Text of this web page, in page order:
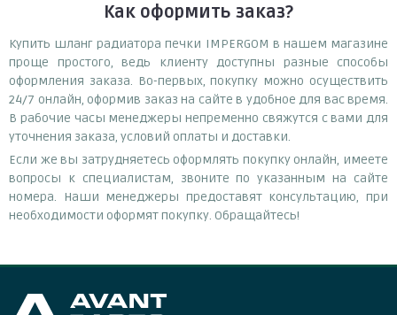
Как оформить заказ?
Купить шланг радиатора печки IMPERGOM в нашем магазине
проще простого, ведь клиенту доступны разные способы
оформления заказа. Во-первых, покупку можно осуществить
24/7 онлайн, оформив заказ на сайте в удобное для вас время.
В рабочие часы менеджеры непременно свяжутся с вами для
уточнения заказа, условий оплаты и доставки.
Если же вы затрудняетесь оформлять покупку онлайн, имеете
вопросы к специалистам, звоните по указанным на сайте
номера. Наши менеджеры предоставят консультацию, при
необходимости оформят покупку. Обращайтесь!